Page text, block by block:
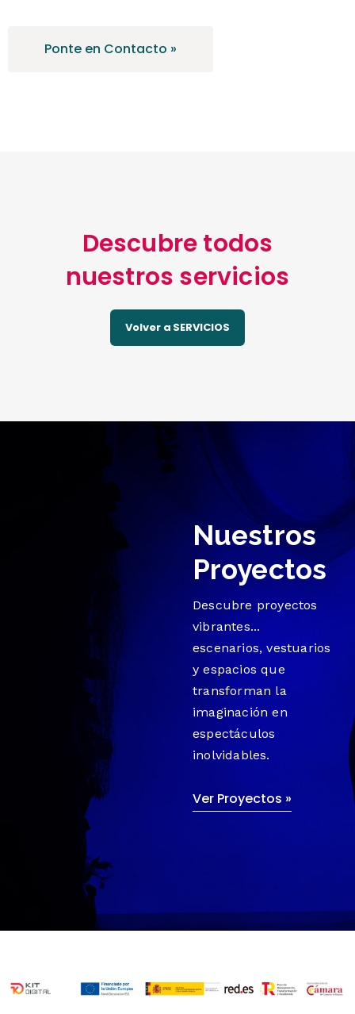
Ponte en Contacto »
Descubre todos
nuestros servicios
Volver a SERVICIOS
Nuestros
Proyectos
Descubre proyectos
vibrantes...
escenarios, vestuarios
y espacios que
transforman la
imaginación en
espectáculos
inolvidables.
Ver Proyectos »